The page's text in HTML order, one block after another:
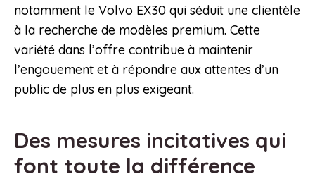
notamment le Volvo EX30 qui séduit une clientèle
à la recherche de modèles premium. Cette
variété dans l’offre contribue à maintenir
l’engouement et à répondre aux attentes d’un
public de plus en plus exigeant.
Des mesures incitatives qui
font toute la différence